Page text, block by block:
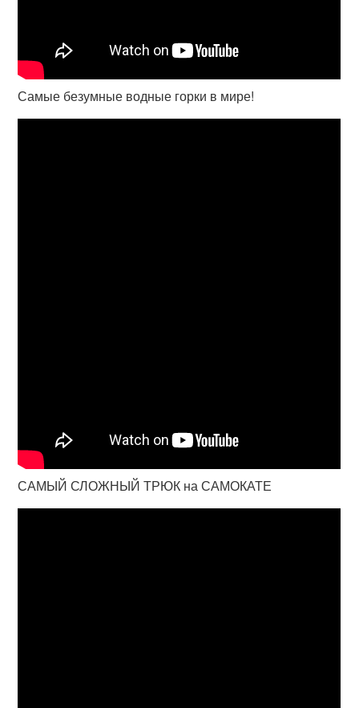
Самые безумные водные горки в мире!
САМЫЙ СЛОЖНЫЙ ТРЮК на САМОКАТЕ